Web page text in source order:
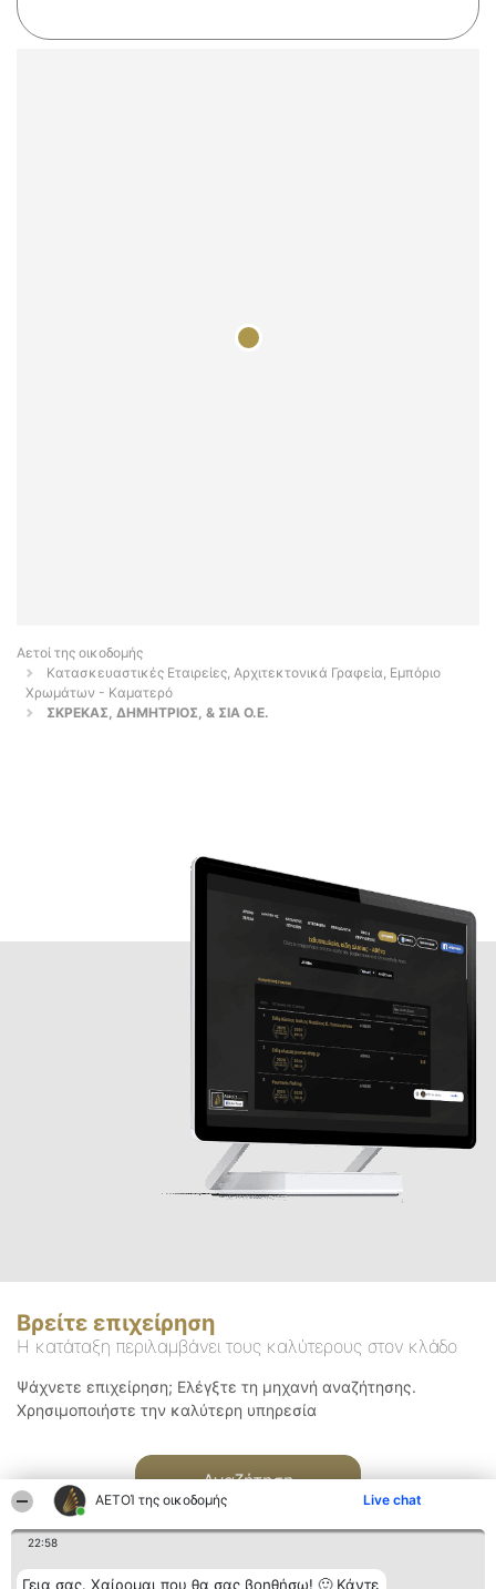
ΑΕΤΟΊ της οικοδομής Live chat
22:58
Γεια σας. Χαίρομαι που θα σας βοηθήσω! 🙂 Κάντε
Αετοί της οικοδομής
Κατασκευαστικές Εταιρείες, Αρχιτεκτονικά Γραφεία, Εμπόριο
Χρωμάτων - Καματερό
ΣΚΡΕΚΑΣ, ΔΗΜΗΤΡΙΟΣ, & ΣΙΑ Ο.Ε.
Βρείτε επιχείρηση
Η κατάταξη περιλαμβάνει τους καλύτερους στον κλάδο
Ψάχνετε επιχείρηση; Ελέγξτε τη μηχανή αναζήτησης.
Χρησιμοποιήστε την καλύτερη υπηρεσία
Αναζήτηση